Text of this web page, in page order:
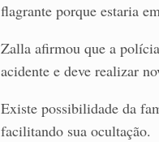
flagrante porque estaria
Zalla afirmou que a
acidente e deve realizar
Existe possibilidade da
facilitando sua ocultação.